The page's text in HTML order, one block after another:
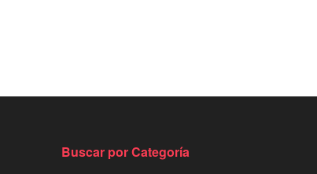
Buscar por Categoría